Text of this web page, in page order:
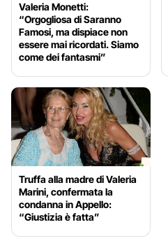
Valeria Monetti:
“Orgogliosa di Saranno
Famosi, ma dispiace non
essere mai ricordati. Siamo
come dei fantasmi”
Truffa alla madre di Valeria
Marini, confermata la
condanna in Appello:
“Giustizia è fatta”